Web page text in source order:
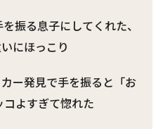
振る息子にしてくれた、
にほっこり
ー発見で手を振ると「お
よすぎて惚れた